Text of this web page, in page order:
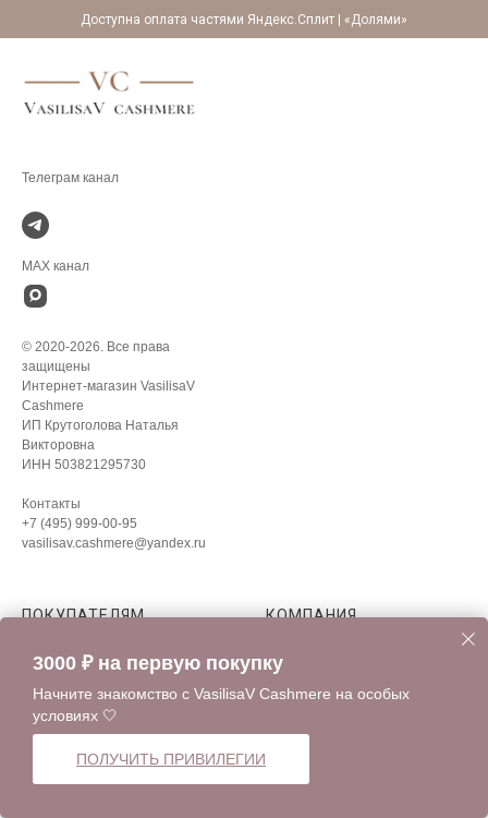
Доступна оплата частями Яндекс.Сплит | «Долями»
MAX канал
© 2020-2026. Все права
защищены
Интернет-магазин VasilisaV
Cashmere
ИП Крутоголова Наталья
Викторовна
ИНН 503821295730
Контакты
+7 (495) 999-00-95
vasilisav.cashmere@yandex.ru
ПОКУПАТЕЛЯМ
Уход за кашемиром и шёлком
Предзаказ
Оформление заказа, оплата и
КОМПАНИЯ
Отзывы
Мы используем cookie-файлы для
лучшей работы сайта в соответствии
Оставаясь на сайте, вы соглашаетесь с
3000 ₽ на первую покупку
Начните знакомство с VasilisaV Cashmere на особых
условиях 🤍
ПОЛУЧИТЬ ПРИВИЛЕГИИ